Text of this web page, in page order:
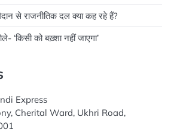
से राजनीतिक दल क्या कह रहे हैं?
‘किसी को बख़्शा नहीं जाएगा’
Express
Cherital Ward, Ukhri Road,